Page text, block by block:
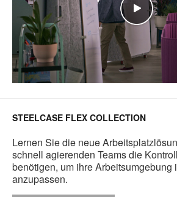
STEELCASE FLEX COLLECTION
Lernen Sie die neue
schnell agierenden Teams die
benötigen, um ihre Arbeitsumgebung
anzupassen.